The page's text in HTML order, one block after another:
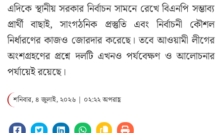
এদিকে স্থানীয় সরকার নির্বাচন সামনে রেখে বিএনপি সম্ভাব্য
প্রার্থী বাছাই, সাংগঠনিক প্রস্তুতি এবং নির্বাচনী কৌশল
নির্ধারণের কাজও জোরদার করেছে। তবে আওয়ামী লীগের
অংশগ্রহণের প্রশ্নে দলটি এখনও পর্যবেক্ষণ ও আলোচনার
পর্যায়েই রয়েছে।
শনিবার, ৪ জুলাই, ২০২৬ | ০২:২২ অপরাহ্ণ